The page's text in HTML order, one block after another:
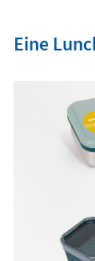
Eine